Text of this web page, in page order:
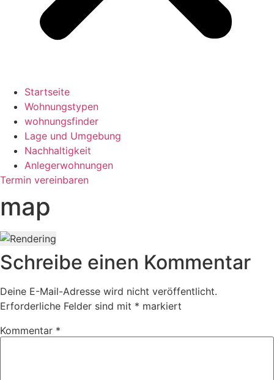
Startseite
Wohnungstypen
wohnungsfinder
Lage und Umgebung
Nachhaltigkeit
Anlegerwohnungen
Termin vereinbaren
map
Schreibe einen Kommentar
Deine E-Mail-Adresse wird nicht veröffentlicht.
Erforderliche Felder sind mit * markiert
Kommentar *